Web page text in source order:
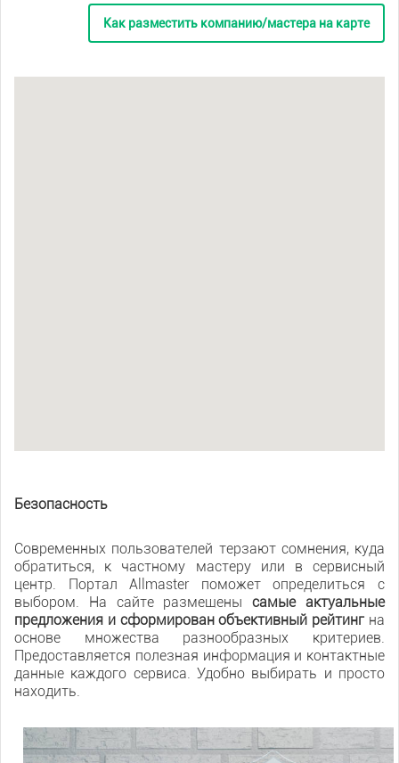
Как разместить компанию/мастера на карте
Безопасность
Современных пользователей терзают сомнения, куда
обратиться, к частному мастеру или в сервисный
центр. Портал Allmaster поможет определиться с
выбором. На сайте размещенысамые актуальные
предложения и сформирован объективный рейтинг на
основе множества разнообразных критериев.
Предоставляется полезная информация и контактные
данные каждого сервиса. Удобно выбирать и просто
находить.